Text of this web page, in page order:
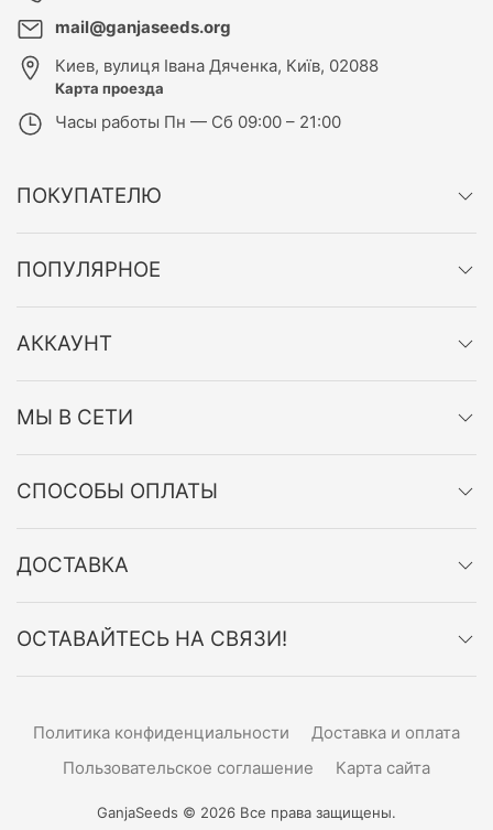
mail@ganjaseeds.org
Киев, вулиця Івана Дяченка, Київ, 02088
Карта проезда
Часы работы Пн — Сб 09:00 – 21:00
ПОКУПАТЕЛЮ
ПОПУЛЯРНОЕ
АККАУНТ
МЫ В СЕТИ
СПОСОБЫ ОПЛАТЫ
ДОСТАВКА
ОСТАВАЙТЕСЬ НА СВЯЗИ!
Политика конфиденциальности
Доставка и оплата
Пользовательское соглашение
Карта сайта
GanjaSeeds © 2026 Все права защищены.